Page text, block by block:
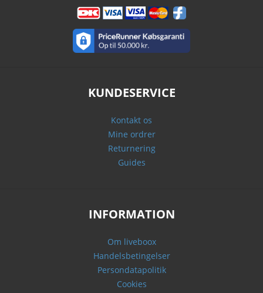
KUNDESERVICE
Kontakt os
Mine ordrer
Returnering
Guides
INFORMATION
Om liveboox
Handelsbetingelser
Persondatapolitik
Cookies